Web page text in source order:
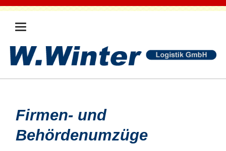
Firmen- und
Behördenumzüge